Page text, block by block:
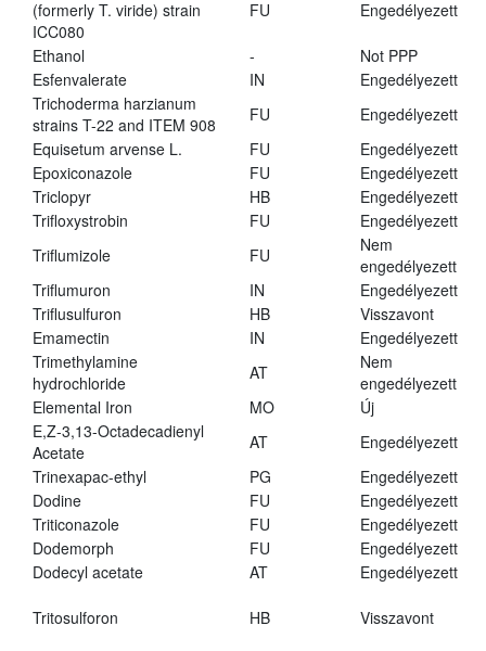
(formerly T. viride) strain
ICC080
FU Engedélyezett
Ethanol -
Not PPP
Esfenvalerate
IN
Engedélyezett
Trichoderma harzianum
strains T-22 and ITEM 908
FU
Engedélyezett
Equisetum arvense L.
FU
Engedélyezett
Epoxiconazole
FU
Engedélyezett
Triclopyr
HB
Engedélyezett
Trifloxystrobin
FU
Engedélyezett
Triflumizole
FU
Nem
engedélyezett
Triflumuron
IN
Engedélyezett
Triflusulfuron
HB
Visszavont
Emamectin
IN
Engedélyezett
Trimethylamine
hydrochloride
AT
Nem
engedélyezett
Elemental Iron
MO
Új
E,Z-3,13-Octadecadienyl
Acetate
AT
Engedélyezett
Trinexapac-ethyl
PG
Engedélyezett
Dodine
FU
Engedélyezett
Triticonazole
FU
Engedélyezett
Dodemorph
FU
Engedélyezett
Dodecyl acetate
AT Engedélyezett
Tritosulforon HB Visszavont